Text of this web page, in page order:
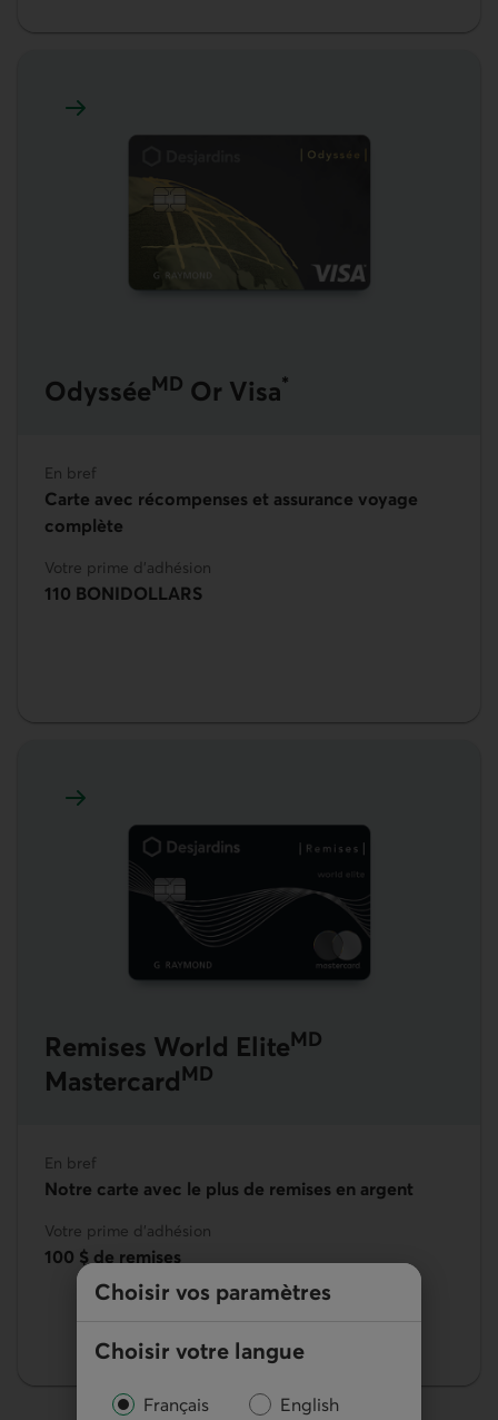
Choisir vos paramètres
Choisir votre langue
Français English
OdysséeMD Or Visa*
En bref
Carte avec récompenses et assurance voyage
complète
Votre prime d'adhésion
110 BONIDOLLARS
En savoir plus sur Odyssée Or Visa
Remises World EliteMD
MastercardMD
En bref
Notre carte avec le plus de remises en argent
Votre prime d'adhésion
100 $ de remises
En savoir plus sur Remises World Elite Mastercard